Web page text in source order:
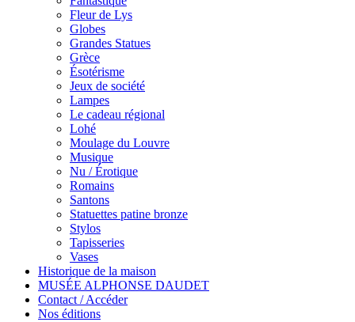
Fleur de Lys
Globes
Grandes Statues
Grèce
Ésotérisme
Jeux de société
Lampes
Le cadeau régional
Lohé
Moulage du Louvre
Musique
Nu / Érotique
Romains
Santons
Statuettes patine bronze
Stylos
Tapisseries
Vases
Historique de la maison
MUSÉE ALPHONSE DAUDET
Contact / Accéder
Nos éditions